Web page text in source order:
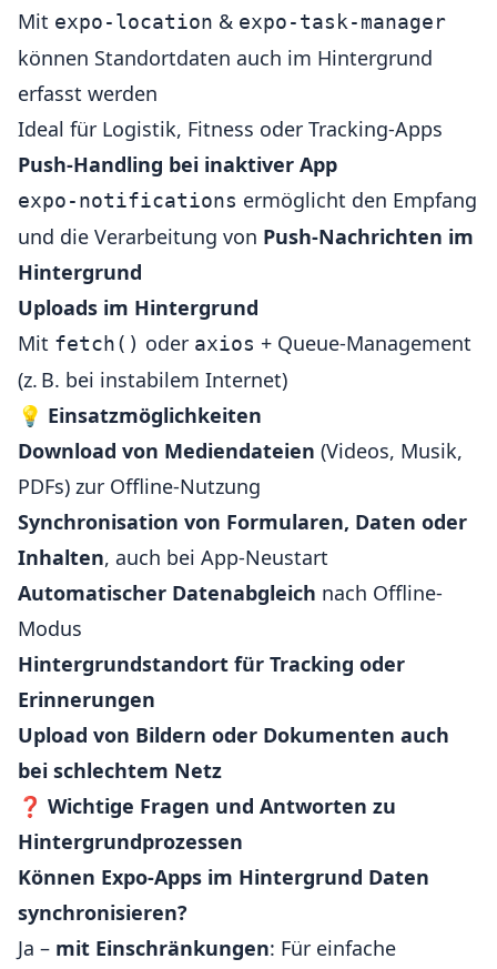
Mit expo-location & expo-task-manager
können Standortdaten auch im Hintergrund
erfasst werden
Ideal für Logistik, Fitness oder Tracking-Apps
Push-Handling bei inaktiver App
expo-notifications ermöglicht den Empfang
und die Verarbeitung von Push-Nachrichten im
Hintergrund
Uploads im Hintergrund
Mit fetch() oder axios + Queue-Management
(z. B. bei instabilem Internet)
💡 Einsatzmöglichkeiten
Download von Mediendateien (Videos, Musik,
PDFs) zur Offline-Nutzung
Synchronisation von Formularen, Daten oder
Inhalten, auch bei App-Neustart
Automatischer Datenabgleich nach Offline-
Modus
Hintergrundstandort für Tracking oder
Erinnerungen
Upload von Bildern oder Dokumenten auch
bei schlechtem Netz
❓ Wichtige Fragen und Antworten zu
Hintergrundprozessen
Können Expo-Apps im Hintergrund Daten
synchronisieren?
Ja – mit Einschränkungen: Für einfache